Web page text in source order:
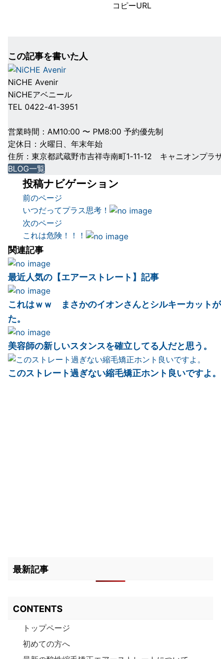
コピーURL
この記事を書いた人
NiCHE Avenir
NiCHEアベニール
TEL 0422-41-3951
営業時間：AM10:00 〜 PM8:00 予約優先制
定休日：火曜日、年末年始
住所：東京都武蔵野市吉祥寺南町1-11-12 キャニオンプラ
BLOG一覧
投稿ナビゲーション
前のページ
いつだってプラス思考！
次のページ
これは危険！！！
関連記事
最近人気の【エアーストレート】記事
これはｗｗ まさかのイオンさんとシルキーカット
た。
美容師の新しいスタンスを確立してる人だと思う。
このストレート過ぎない縮毛矯正ホント良いですよ。
最新記事
CONTENTS
トップページ
初めての方へ